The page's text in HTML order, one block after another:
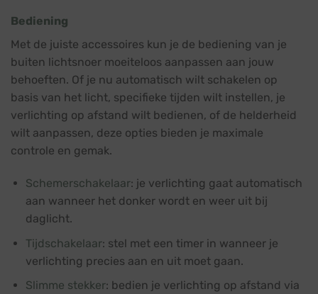
Bediening
Met de juiste accessoires kun je de bediening van je
buiten lichtsnoer moeiteloos aanpassen aan jouw
behoeften. Of je nu automatisch wilt schakelen op
basis van het licht, specifieke tijden wilt instellen, je
verlichting op afstand wilt bedienen, of de helderheid
wilt aanpassen, deze opties bieden je maximale
controle en gemak.
Schemerschakelaar: je verlichting gaat automatisch
aan wanneer het donker wordt en weer uit bij
daglicht.
Tijdschakelaar: stel met een timer in wanneer je
verlichting precies aan en uit moet gaan.
Slimme stekker: bedien je verlichting op afstand via